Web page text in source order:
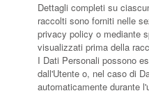
Dettagli completi su
raccolti sono forniti nelle
privacy policy o mediante
visualizzati prima della
I Dati Personali possono
dall'Utente o, nel caso di
automaticamente durante